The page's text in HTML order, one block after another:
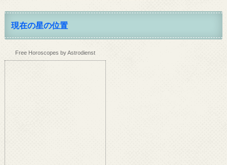
現在の星の位置
Free Horoscopes by Astrodienst